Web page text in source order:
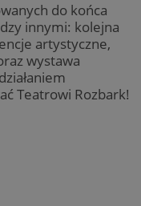
do końca
innymi: kolejna
artystyczne,
wystawa
Teatrowi Rozbark!